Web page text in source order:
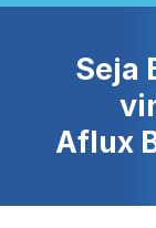
Seja
Aflux